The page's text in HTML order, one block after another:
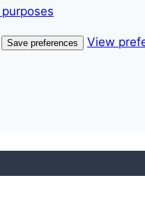
Save preferences View